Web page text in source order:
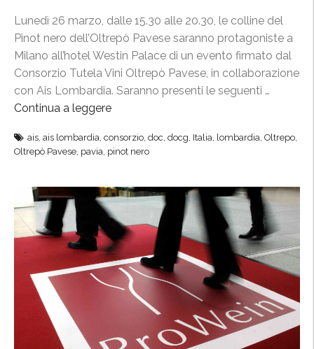
r
o
t
a
g
i
e
”
Lunedì 26 marzo, dalle 15.30 alle 20.30, le colline del
Pinot nero dell’Oltrepò Pavese saranno protagoniste a
Milano all’hotel Westin Palace di un evento firmato dal
Consorzio Tutela Vini Oltrepò Pavese, in collaborazione
con Ais Lombardia. Saranno presenti le seguenti …
Continua a leggere
v
t
o
i
s
a
e
ais ais lombardia consorzio doc docg Italia lombardia Oltrepo
Oltrepò Pavese pavia pinot nero